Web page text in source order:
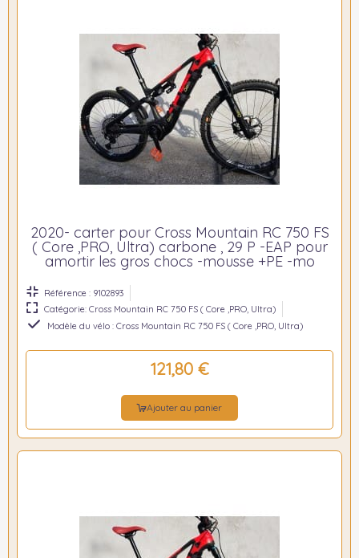
2020- carter pour Cross Mountain RC 750 FS
( Core ,PRO, Ultra) carbone , 29 P -EAP pour
amortir les gros chocs -mousse +PE -mo
Référence : 9102893
Catégorie: Cross Mountain RC 750 FS ( Core ,PRO, Ultra)
Modèle du vélo : Cross Mountain RC 750 FS ( Core ,PRO, Ultra)
121,80 €
Ajouter au panier